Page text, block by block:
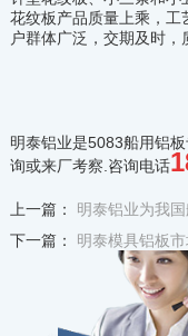
花纹板产品质量上乘，工
户群体广泛，交期及时，
明泰铝业是5083船用铝
询或来厂考察.咨询电话
上一篇： 明泰铝业为我
下一篇： 明泰模具铝板